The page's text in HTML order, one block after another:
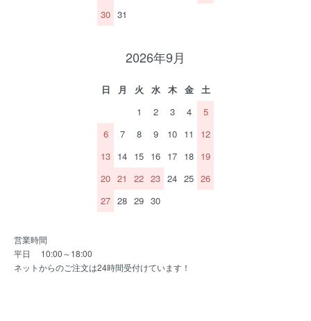
30 31
2026年9月
日 月 火 水 木 金
土
1
2 3 4
5
6
7 8 9 10 11
12
13 14 15 16 17 18 19
20 21 22 23 24 25 26
27 28 29 30
営業時間
平日 10:00～18:00
ネットからのご注文は24時間受付けています！